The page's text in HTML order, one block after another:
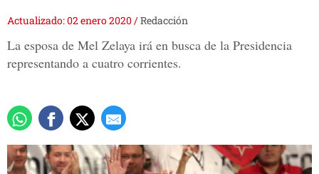
Actualizado: 02 enero 2020/Redacción
La esposa de Mel Zelaya irá en busca de la Presidencia
representando a cuatro corrientes.